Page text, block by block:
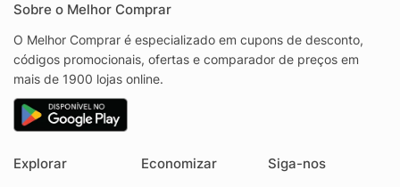
Sobre o Melhor Comprar
O Melhor Comprar é especializado em cupons de desconto,
códigos promocionais, ofertas e comparador de preços em
mais de 1900 lojas online.
Explorar Economizar Siga-nos